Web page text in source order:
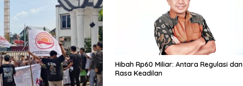
Hibah Rp60 Miliar: Antara Regulasi dan
Rasa Keadilan